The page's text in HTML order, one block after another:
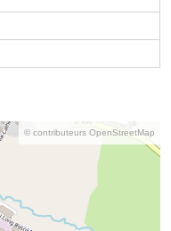
© contributeurs OpenStreetMap